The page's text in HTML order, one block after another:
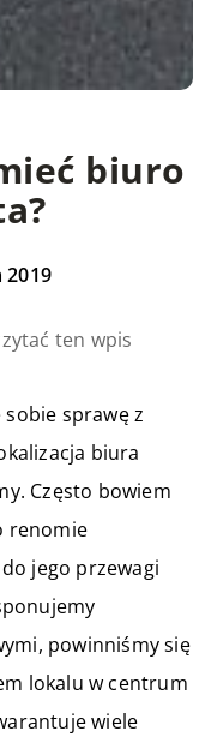
biuro
2019
ten wpis
sprawę z
biura
Często bowiem
renomie
jego przewagi
powinniśmy się
lokalu w centrum
wiele